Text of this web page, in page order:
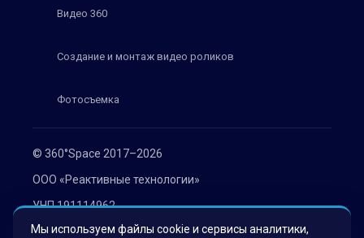
© 360°Space 2017–2026
ООО «Реактивные технологии»
УНП 191114962
г. Минск, ул. Мележа 1, офис 402
Видео 360
Создание и монтаж видео роликов
Фотосъемка
Мы используем файлы cookie и сервисы аналитики,